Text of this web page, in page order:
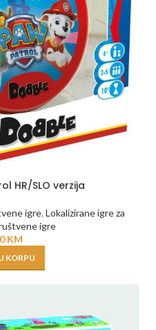
HR/SLO verzija
igre, Lokalizirane igre za
igre
KM
KORPU